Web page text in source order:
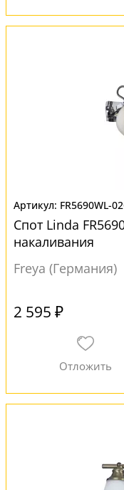
FR5690WL-
Спот Linda
накаливания
Freya (Германия)
2 595 ₽